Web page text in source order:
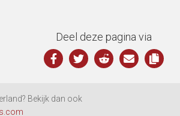
Deel deze pagina via
Bekijk dan ook